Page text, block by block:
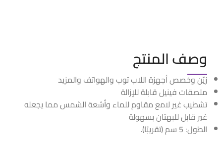
وصف المنتج
زيّن وخصص أجهزة اللاب توب والهواتف والمزيد
ملصقات فينيل قابلة للإزالة
تشطيب غير لامع مقاوم للماء وأشعة الشمس مما يجعله
غير قابل للبهتان بسهولة
الطول: 5 سم (تقريبًا).